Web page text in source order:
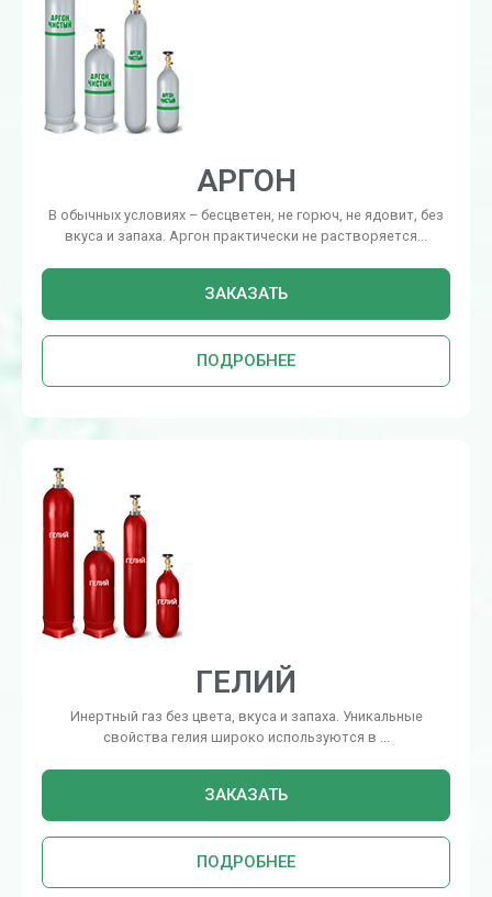
АРГОН
В обычных условиях – бесцветен, не горюч, не ядовит, без
вкуса и запаха. Аргон практически не растворяется...
ЗАКАЗАТЬ
ПОДРОБНЕЕ
ГЕЛИЙ
Инертный газ без цвета, вкуса и запаха. Уникальные
свойства гелия широко используются в ...
ЗАКАЗАТЬ
ПОДРОБНЕЕ